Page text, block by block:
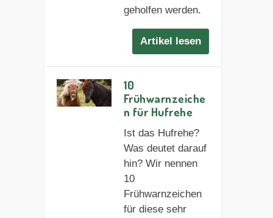
geholfen werden.
Artikel lesen
10
Frühwarnzeiche
n für Hufrehe
Ist das Hufrehe?
Was deutet darauf
hin? Wir nennen
10
Frühwarnzeichen
für diese sehr